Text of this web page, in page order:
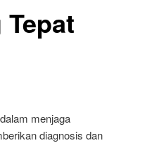
menjaga
diagnosis dan